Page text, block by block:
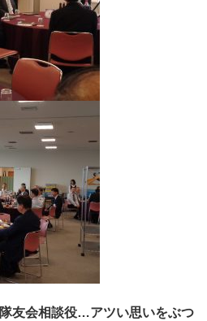
隊友会相談役…アツい思いをぶつ